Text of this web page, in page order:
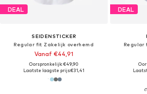
DEAL
SEIDENSTICKER
Regular fit Zakelijk overhemd
Vanaf €44,91
Oorspronkelijk: €49,90
Laatste laagste prijs:€31,41
DEAL
Regular